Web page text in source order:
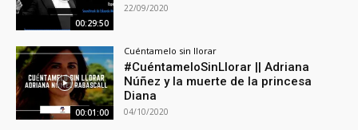
00:29:50
22/09/2020
00:01:00
Cuéntamelo sin llorar
#CuéntameloSinLlorar || Adriana
Núñez y la muerte de la princesa
Diana
04/10/2020